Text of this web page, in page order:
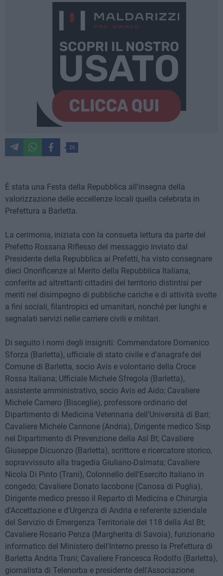
26
È stata una Festa della Repubblica all'insegna della
valorizzazione delle eccellenze locali quella celebrata in
Prefettura a Barletta.
La cerimonia, iniziata con la consueta lettura da parte del
Prefetto Rossana Riflesso del messaggio inviato dal
Presidente della Repubblica ai Prefetti, ha visto consegnare
dieci Onorificenze al Merito della Repubblica Italiana,
conferite ad altrettanti cittadini del territorio distintisi per
meriti nel disimpegno di pubbliche cariche e di attività svolte
a fini sociali, filantropici ed umanitari, nonché per lunghi e
segnalati servizi nelle carriere civili e militari.
Di seguito i nomi degli insigniti: Commendatore Domenico
Sforza (Barletta), ufficiale di stato civile e d'anagrafe del
Comune di Barletta, socio Avis e volontario della Croce
Rossa Italiana; Ufficiale Michele Sfregola (Barletta),
assistente amministrativo, socio Avis ed Aido; Cavaliere
Michele Camero (Bisceglie), professore ordinario del
Dipartimento di Medicina Veterinaria dell'Università di Bari;
Cavaliere Michele Cannone (Andria), Dirigente medico Sisp
nel Dipartimento di Prevenzione della Asl Bt; Cavaliere
Giuseppe Dicuonzo (Barletta), scrittore e ricercatore storico,
sopravvissuto alla tragedia Giuliano-Dalmata; Cavaliere
Nicola Di Pinto (Trani), Colonnello dell'Esercito Italiano in
congedo; Cavaliere Donato Iacobone (Canosa di Puglia),
Dirigente medico presso il Reparto di Medicina e Chirurgia
d'Accettazione e d'Urgenza di Andria e referente aziendale
del Servizio di Emergenza Territoriale del 118 della Asl Bt;
Cavaliere Rosario Penza (Margherita di Savoia), funzionario
informatico del Ministero dell'Interno presso la Prefettura di
Barletta Andria Trani; Cavaliere Francesca Rodolfo (Barletta),
giornalista di Telenorba e presidente dell'Associazione